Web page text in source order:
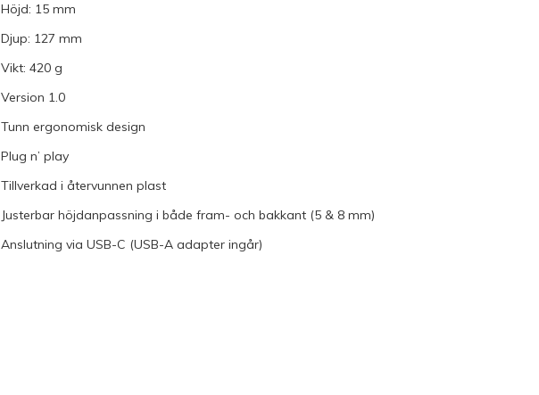
Höjd: 15 mm
Djup: 127 mm
Vikt: 420 g
Version 1.0
Tunn ergonomisk design
Plug n’ play
Tillverkad i återvunnen plast
Justerbar höjdanpassning i både fram- och bakkant (5 & 8 mm)
Anslutning via USB-C (USB-A adapter ingår)